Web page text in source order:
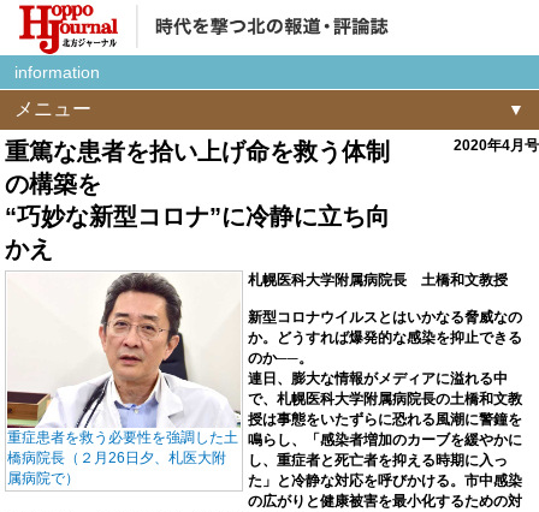
information
メニュー
重篤な患者を拾い上げ命を救う体制
の構築を
“巧妙な新型コロナ”に冷静に立ち向
かえ
2020年4月号
重症患者を救う必要性を強調した土
橋病院長（２月26日夕、札医大附
属病院で）
札幌医科大学附属病院長 土橋和文教授
新型コロナウイルスとはいかなる脅威なの
か。どうすれば爆発的な感染を抑止できる
のか──。
連日、膨大な情報がメディアに溢れる中
で、札幌医科大学附属病院長の土橋和文教
授は事態をいたずらに恐れる風潮に警鐘を
鳴らし、「感染者増加のカーブを緩やかに
し、重症者と死亡者を抑える時期に入っ
た」と冷静な対応を呼びかける。市中感染
の広がりと健康被害を最小化するための対